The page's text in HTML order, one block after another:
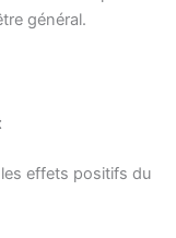
général.
effets positifs du